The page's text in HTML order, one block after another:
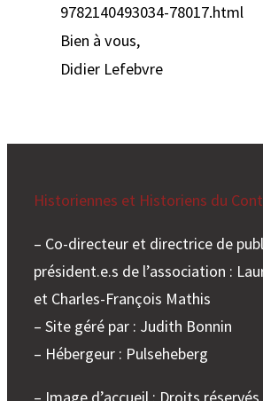
9782140493034-78017.html
Bien à vous,
Didier Lefebvre ‌
Historiennes et Historiens du
– Co-directeur et directrice de
président.e.s de l’association :
et Charles-François Mathis
– Site géré par : Judith Bonnin
– Hébergeur : Pulseheberg